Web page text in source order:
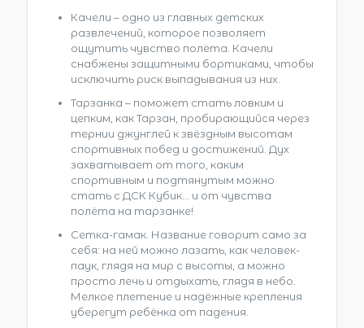
Качели – одно из главных детских
развлечений, которое позволяет
ощутить чувство полёта. Качели
снабжены защитными бортиками, чтобы
исключить риск выпадывания из них.
Тарзанка – поможет стать ловким и
цепким, как Тарзан, пробирающийся через
тернии джунглей к звёздным высотам
спортивных побед и достижений. Дух
захватывает от того, каким
спортивным и подтянутым можно
стать с ДСК Кубик… и от чувства
полёта на тарзанке!
Сетка-гамак. Название говорит само за
себя: на ней можно лазать, как человек-
паук, глядя на мир с высоты, а можно
просто лечь и отдыхать, глядя в небо.
Мелкое плетение и надёжные крепления
уберегут ребёнка от падения.